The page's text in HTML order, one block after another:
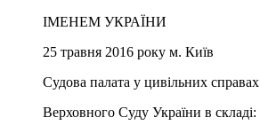
ІМЕНЕМ УКРАЇНИ
25 травня 2016 року м. Київ
Судова палата у цивільних справах
Верховного Суду України в складі: